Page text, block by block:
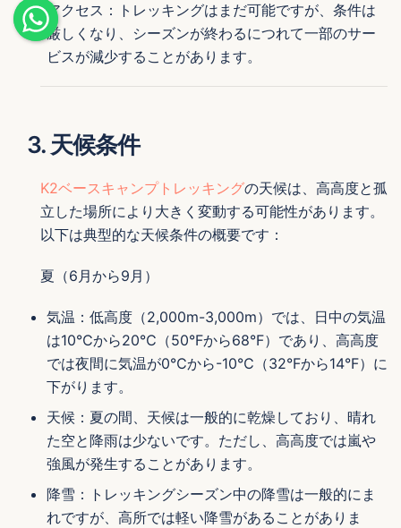
アクセス：トレッキングはまだ可能ですが、条件は
厳しくなり、シーズンが終わるにつれて一部のサー
ビスが減少することがあります。
3. 天候条件
K2ベースキャンプトレッキングの天候は、高高度と孤
立した場所により大きく変動する可能性があります。
以下は典型的な天候条件の概要です：
夏（6月から9月）
気温：低高度（2,000m-3,000m）では、日中の気温
は10℃から20℃（50°Fから68°F）であり、高高度
では夜間に気温が0℃から-10℃（32°Fから14°F）に
下がります。
天候：夏の間、天候は一般的に乾燥しており、晴れ
た空と降雨は少ないです。ただし、高高度では嵐や
強風が発生することがあります。
降雪：トレッキングシーズン中の降雪は一般的にま
れですが、高所では軽い降雪があることがありま